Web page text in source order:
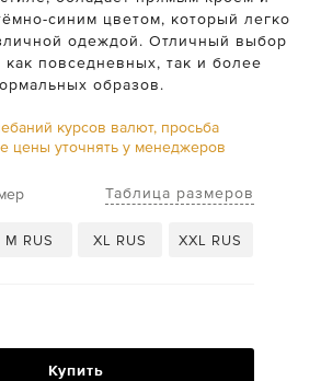
синим цветом, который легко
одеждой. Отличный выбор
как повседневных, так и более
образов.
курсов валют, просьба
цены уточнять у менеджеров
Таблица размеров
M RUS XL RUS XXL RUS
Купить